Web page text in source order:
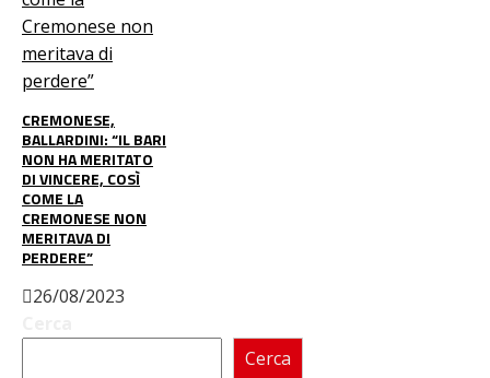
CREMONESE,
BALLARDINI: “IL BARI
NON HA MERITATO
DI VINCERE, COSÌ
COME LA
CREMONESE NON
MERITAVA DI
PERDERE”
26/08/2023
Cerca